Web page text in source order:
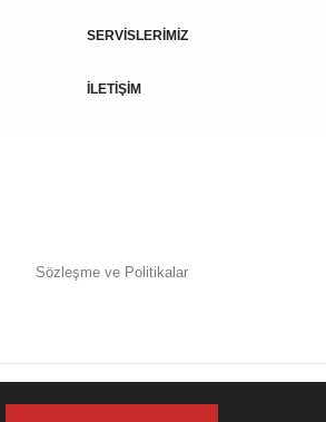
SERVİSLERİMİZ
İLETİŞİM
Sözleşme ve Politikalar